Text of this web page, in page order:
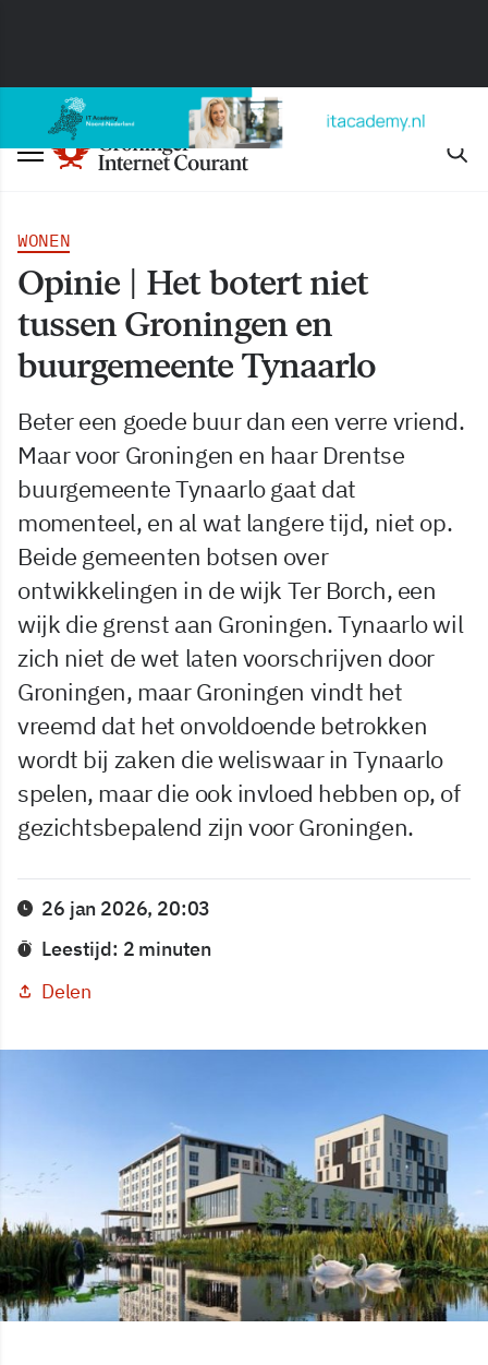
WONEN
Opinie | Het botert niet
tussen Groningen en
buurgemeente Tynaarlo
Beter een goede buur dan een verre vriend.
Maar voor Groningen en haar Drentse
buurgemeente Tynaarlo gaat dat
momenteel, en al wat langere tijd, niet op.
Beide gemeenten botsen over
ontwikkelingen in de wijk Ter Borch, een
wijk die grenst aan Groningen. Tynaarlo wil
zich niet de wet laten voorschrijven door
Groningen, maar Groningen vindt het
vreemd dat het onvoldoende betrokken
wordt bij zaken die weliswaar in Tynaarlo
spelen, maar die ook invloed hebben op, of
gezichtsbepalend zijn voor Groningen.
26 jan 2026, 20:03
Leestijd: 2 minuten
Delen